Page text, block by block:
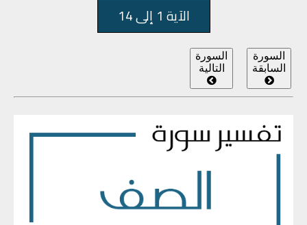
الآية 1 إلى 14
السورة
السابقة
السورة
التالية